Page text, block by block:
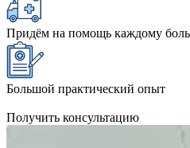
Придём на помощь каждому
Большой практический опыт
Получить консультацию